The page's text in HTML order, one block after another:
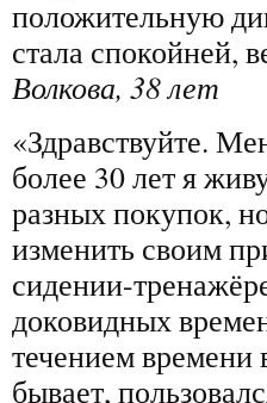
положительную
стала спокойней,
Волкова, 38 лет
«Здравствуйте.
более 30 лет я
разных покупок,
изменить своим
сидении-
доковидных
течением времени
бывает,